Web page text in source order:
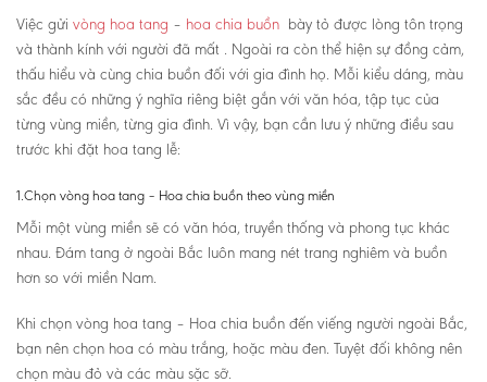
Việc gửi vòng hoa tang – hoa chia buồn bày tỏ được lòng tôn trọng
và thành kính với người đã mất . Ngoài ra còn thể hiện sự đồng cảm,
thấu hiểu và cùng chia buồn đối với gia đình họ. Mỗi kiểu dáng, màu
sắc đều có những ý nghĩa riêng biệt gắn với văn hóa, tập tục của
từng vùng miền, từng gia đình. Vì vậy, bạn cần lưu ý những điều sau
trước khi đặt hoa tang lễ:
1.Chọn vòng hoa tang – Hoa chia buồn theo vùng miền
Mỗi một vùng miền sẽ có văn hóa, truyền thống và phong tục khác
nhau. Đám tang ở ngoài Bắc luôn mang nét trang nghiêm và buồn
hơn so với miền Nam.
Khi chọn vòng hoa tang – Hoa chia buồn đến viếng người ngoài Bắc,
bạn nên chọn hoa có màu trắng, hoặc màu đen. Tuyệt đối không nên
chọn màu đỏ và các màu sặc sỡ.